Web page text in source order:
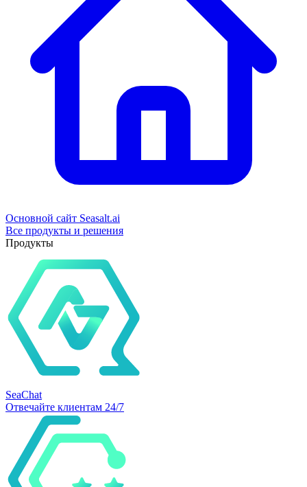
Основной сайт Seasalt.ai
Все продукты и решения
Продукты
SeaChat
Отвечайте клиентам 24/7